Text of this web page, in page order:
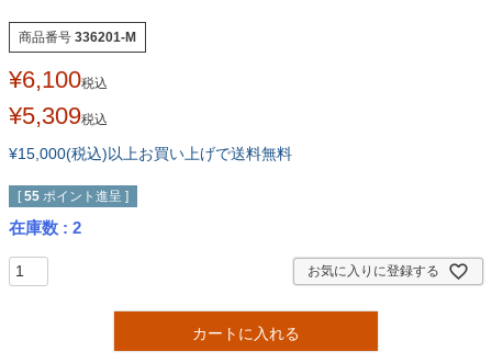
商品番号 336201-M
¥6,100税込
¥5,309税込
¥15,000(税込)以上お買い上げで送料無料
[ 55 ポイント進呈 ]
在庫数 2
お気に入りに登録する
カートに入れる